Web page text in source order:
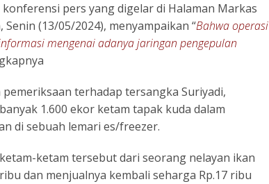
konferensi pers yang digelar di Halaman Markas
(13/05/2024), menyampaikan “Bahwa operasi
mengenai adanya jaringan pengepulan
terhadap tersangka Suriyadi,
1.600 ekor ketam tapak kuda dalam
di sebuah lemari es/freezer.
ketam tersebut dari seorang nelayan ikan
dan menjualnya kembali seharga Rp.17 ribu